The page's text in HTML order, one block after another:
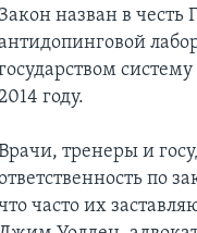
Закон назван в честь
году.
тренеры и
по
часто их